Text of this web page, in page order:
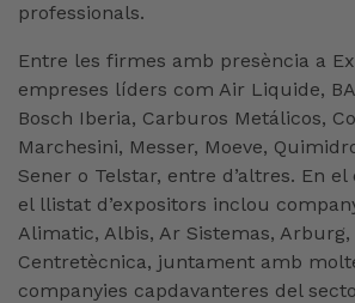
professionals.
Entre les firmes amb presència a
empreses líders com Air Liquide,
Bosch Iberia, Carburos Metálicos,
Marchesini, Messer, Moeve,
Sener o Telstar, entre d’altres. En el
el llistat d’expositors inclou
Alimatic, Albis, Ar Sistemas, Arburg,
Centretècnica, juntament amb
companyies capdavanteres del